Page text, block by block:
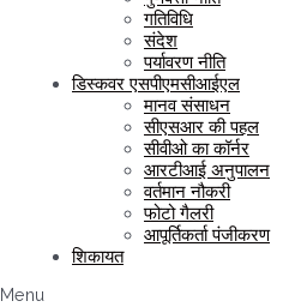
गतिविधि
संदेश
पर्यावरण नीति
डिस्कवर एसपीएमसीआईएल
मानव संसाधन
सीएसआर की पहल
सीवीओ का कॉर्नर
आरटीआई अनुपालन
वर्तमान नौकरी
फोटो गैलरी
आपूर्तिकर्ता पंजीकरण
शिकायत
Menu